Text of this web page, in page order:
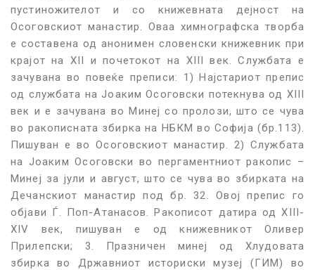
пустиножителот и со книжевната дејност на
Осоговскиот манастир. Оваа химнографска творба
е составена од анонимен словенски книжевник при
крајот на XII и почетокот на XIII век. Службата е
зачувана во повеќе преписи: 1) Најстариот препис
од службата на Јоаким Осоговски потекнува од XIII
век и е зачувана во Минеј со пролози, што се чува
во ракописната збирка на НБКМ во Софија (бр.113).
Пишуван е во Осоговскиот манастир. 2) Службата
на Јоаким Осоговски во пергаментниот ракопис –
Минеј за јули и август, што се чува во збирката на
Дечанскиот манастир под бр. 32. Овој препис го
објави Ѓ. Поп-Атанасов. Ракописот датира од XIII-
XIV век, пишуван е од книжевникот Оливер
Прилепски; 3. Празничен минеј од Хлудовата
збирка во Државниот историски музеј (ГИМ) во